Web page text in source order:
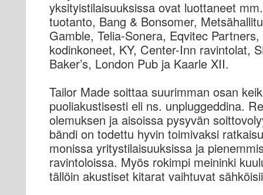
yksityistilaisuuksissa ovat luottaneet
tuotanto, Bang & Bonsomer,
Gamble, Telia-Sonera, Eqvitec
kodinkoneet, KY, Center-Inn ravintolat,
Baker’s, London Pub ja Kaarle XII.
Tailor Made soittaa suurimman osan
puoliakustisesti eli ns. unpluggeddina.
olemuksen ja aisoissa pysyvän
bändi on todettu hyvin toimivaksi
monissa yritystilaisuuksissa ja
ravintoloissa. Myös rokimpi meininki
tällöin akustiset kitarat vaihtuvat